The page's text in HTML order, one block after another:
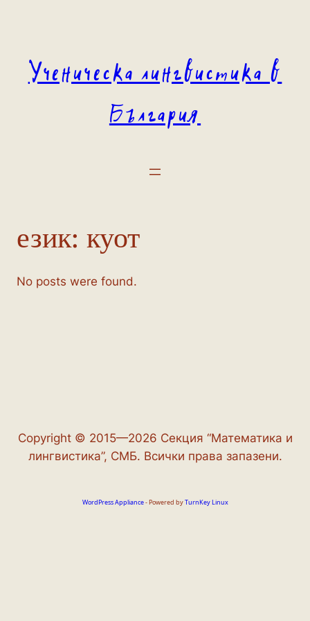
Ученическа лингвистика в
България
език: куот
No posts were found.
Copyright © 2015—2026 Секция “Математика и
лингвистика”, СМБ. Всички права запазени.
WordPress Appliance- Powered byTurnKey Linux